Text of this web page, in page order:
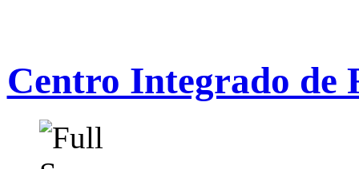
Centro Integrado de